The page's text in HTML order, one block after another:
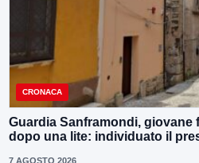
CRONACA
Guardia Sanframondi, giovane
dopo una lite: individuato il
7 AGOSTO 2026